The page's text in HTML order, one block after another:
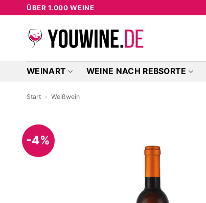
springen
ÜBER 1.000 WEINE
WEINART WEINE NACH REBSORTE
Start » Weißwein
-4%